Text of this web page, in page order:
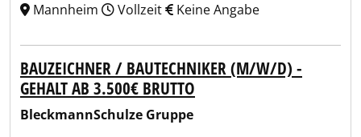
Mannheim
Vollzeit Keine Angabe
BAUZEICHNER / BAUTECHNIKER (M/W/D) -
GEHALT AB 3.500€ BRUTTO
BleckmannSchulze Gruppe